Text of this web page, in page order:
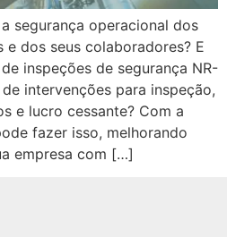
segurança operacional dos
e dos seus colaboradores? E
inspeções de segurança NR-
intervenções para inspeção,
e lucro cessante? Com a
fazer isso, melhorando
empresa com […]